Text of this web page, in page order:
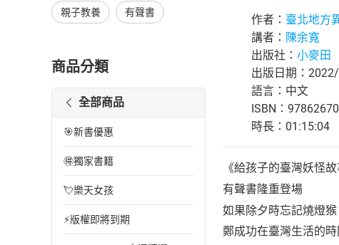
親子教養 有聲書
商品分類
全部商品
🎯新書優惠
🉐獨家書籍
💘樂天女孩
⚡版權即將到期
作者： 臺北地方
講者： 陳余寬
出版社： 小麥田
出版日期：
語言：中文
ISBN：
時長：01:15:04
《給孩子的臺灣妖怪
有聲書隆重登場
如果除夕時忘記燒燈猴
鄭成功在臺灣生活的